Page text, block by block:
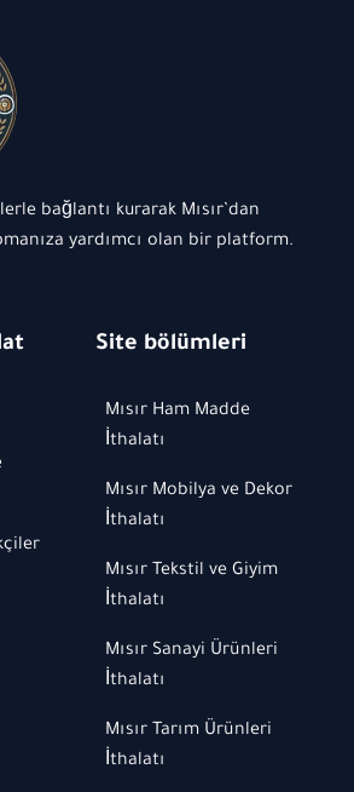
bağlantı kurarak Mısır’dan
yardımcı olan bir platform.
Site bölümleri
Mısır Ham Madde
İthalatı
Mısır Mobilya ve Dekor
İthalatı
Mısır Tekstil ve Giyim
İthalatı
Mısır Sanayi Ürünleri
İthalatı
Mısır Tarım Ürünleri
İthalatı